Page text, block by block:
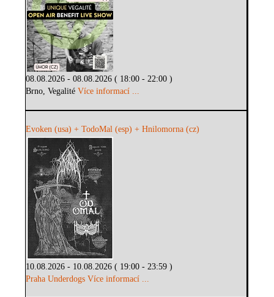
08.08.2026 - 08.08.2026 ( 18:00 - 22:00 )
Brno, VegalitéVíce informací ...
Evoken (usa) + TodoMal (esp) + Hnilomorna (cz)
10.08.2026 - 10.08.2026 ( 19:00 - 23:59 )
Praha Underdogs Více informací ...